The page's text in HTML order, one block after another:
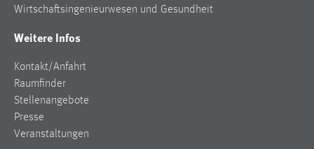
Wirtschaftsingenieurwesen und Gesundheit
Weitere Infos
Kontakt/Anfahrt
Raumfinder
Stellenangebote
Presse
Veranstaltungen